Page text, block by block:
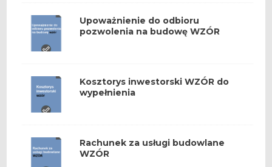
Upoważnienie do odbioru
pozwolenia na budowę WZÓR
Kosztorys inwestorski WZÓR do
wypełnienia
Rachunek za usługi budowlane
WZÓR